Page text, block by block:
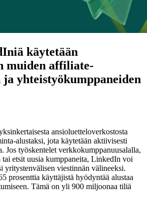
käytetään
muiden affiliate-
yhteistyökumppaneiden
ansioluetteloverkostosta
alustaksi, jota käytetään aktiivisesti
Jos työskentelet verkkokumppanuusalalla,
etsit uusia kumppaneita, LinkedIn voi
yritystenvälisen viestinnän välineeksi.
prosenttia käyttäjistä hyödyntää alustaa
Tämä on yli 900 miljoonaa tiliä